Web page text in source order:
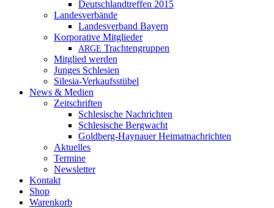
Deutschlandtreffen 2015
Landesverbände
Landesverband Bayern
Korporative Mitglieder
ARGE Trachtengruppen
Mitglied werden
Junges Schlesien
Silesia-Verkaufsstübel
News & Medien
Zeitschriften
Schlesische Nachrichten
Schlesische Bergwacht
Goldberg-Haynauer Heimatnachrichten
Aktuelles
Termine
Newsletter
Kontakt
Shop
Warenkorb